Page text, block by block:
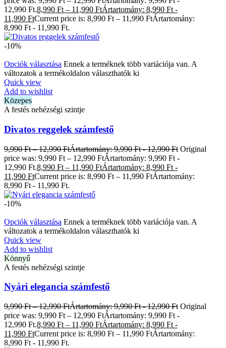
12,990 Ft.8,990 Ft – 11,990 FtÁrtartomány: 8,990 Ft -
11,990 FtCurrent price is: 8,990 Ft – 11,990 FtÁrtartomány:
8,990 Ft - 11,990 Ft.
-10%
Opciók választása Ennek a terméknek több variációja van. A
változatok a termékoldalon választhatók ki
Quick view
Add to wishlist
Közepes
A festés nehézségi szintje
Divatos reggelek számfestő
9,990Ft – 12,990FtÁrtartomány: 9,990 Ft - 12,990 Ft Original
price was: 9,990 Ft – 12,990 FtÁrtartomány: 9,990 Ft -
12,990 Ft.8,990 Ft – 11,990 FtÁrtartomány: 8,990 Ft -
11,990 FtCurrent price is: 8,990 Ft – 11,990 FtÁrtartomány:
8,990 Ft - 11,990 Ft.
-10%
Opciók választása Ennek a terméknek több variációja van. A
változatok a termékoldalon választhatók ki
Quick view
Add to wishlist
Könnyű
A festés nehézségi szintje
Nyári elegancia számfestő
9,990Ft – 12,990FtÁrtartomány: 9,990 Ft - 12,990 Ft Original
price was: 9,990 Ft – 12,990 FtÁrtartomány: 9,990 Ft -
12,990 Ft.8,990 Ft – 11,990 FtÁrtartomány: 8,990 Ft -
11,990 FtCurrent price is: 8,990 Ft – 11,990 FtÁrtartomány:
8,990 Ft - 11,990 Ft.